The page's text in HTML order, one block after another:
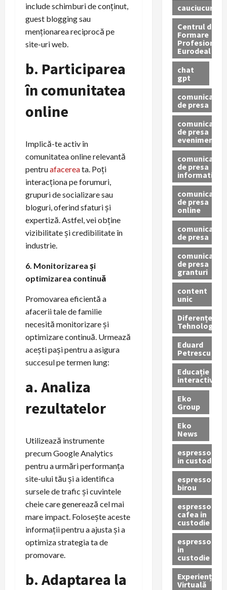
include schimburi de conținut,
guest blogging sau
menționarea reciprocă pe
site-uri web.
b. Participarea
în comunitatea
online
Implică-te activ în
comunitatea online relevantă
pentruafacereata. Poți
interacționa pe forumuri,
grupuri de socializare sau
bloguri, oferind sfaturi și
expertiză. Astfel, vei obține
vizibilitate și credibilitate în
industrie.
6. Monitorizarea și
optimizarea continuă
Promovarea eficientă a
afacerii tale de familie
necesită monitorizare și
optimizare continuă. Urmează
acești pași pentru a asigura
succesul pe termen lung:
a. Analiza
rezultatelor
Utilizează instrumente
precum Google Analytics
pentru a urmări performanța
site-ului tău și a identifica
sursele de trafic și cuvintele
cheie care generează cel mai
mare impact. Folosește aceste
informații pentru a ajusta și a
optimiza strategia ta de
promovare.
b. Adaptarea la
cauciucuri
Centrul de
Formare
Profesionala
Eurodeal
chat
gpt
comunicat
de presa
comunicat
de presa
eveniment
comunicat
de presa
informativ
comunicat
de presa
online
comunicate
de presa
comunicate
de presa
granturi
content
unic
Diferențe
Tehnologice
Eduard
Petrescu
Educație
interactivă
Eko
Group
Eko
News
espressoare
in custodie
espressor
birou
espressor
cafea in
custodie
espressor
in
custodie
Experiență
Virtuală